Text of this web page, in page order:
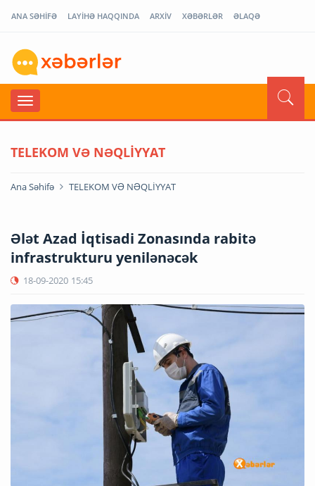
ANA SƏHİFƏ LAYİHƏ HAQQINDA ARXİV XƏBƏRLƏR ƏLAQƏ
TELEKOM VƏ NƏQLİYYAT
Ana Səhifə TELEKOM VƏ NƏQLİYYAT
Ələt Azad İqtisadi Zonasında rabitə
infrastrukturu yenilənəcək
18-09-2020 15:45